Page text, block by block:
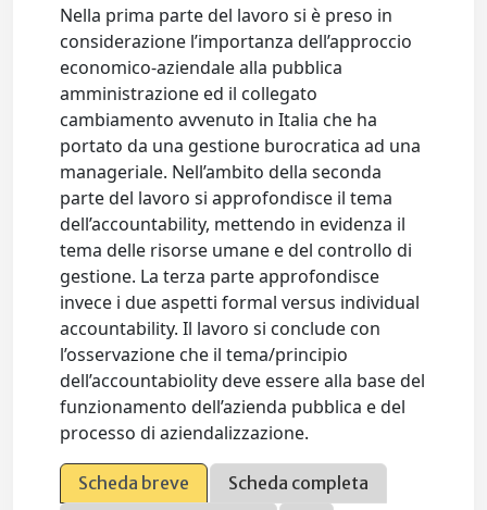
Nella prima parte del lavoro si è preso in
considerazione l’importanza dell’approccio
economico-aziendale alla pubblica
amministrazione ed il collegato
cambiamento avvenuto in Italia che ha
portato da una gestione burocratica ad una
manageriale. Nell’ambito della seconda
parte del lavoro si approfondisce il tema
dell’accountability, mettendo in evidenza il
tema delle risorse umane e del controllo di
gestione. La terza parte approfondisce
invece i due aspetti formal versus individual
accountability. Il lavoro si conclude con
l’osservazione che il tema/principio
dell’accountabiolity deve essere alla base del
funzionamento dell’azienda pubblica e del
processo di aziendalizzazione.
Scheda breve
Scheda completa